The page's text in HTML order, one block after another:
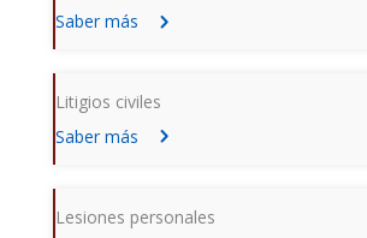
Saber más
Litigios civiles
Saber más
Lesiones personales